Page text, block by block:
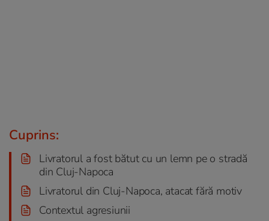
Cuprins:
Livratorul a fost bătut cu un lemn pe o stradă
din Cluj-Napoca
Livratorul din Cluj-Napoca, atacat fără motiv
Contextul agresiunii